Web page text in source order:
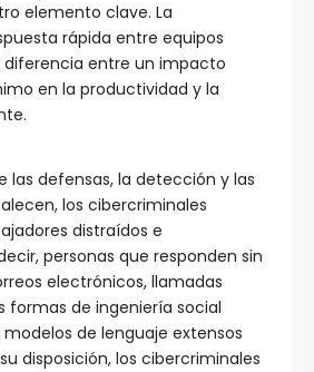
elemento clave. La
rápida entre equipos
entre un impacto
en la productividad y la
las defensas, la detección y las
los cibercriminales
distraídos e
personas que responden sin
electrónicos, llamadas
formas de ingeniería social
de lenguaje extensos
disposición, los cibercriminales